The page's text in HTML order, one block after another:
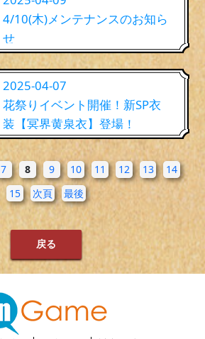
4/10(木)メンテナンスのお知ら
せ
2025-04-07
花祭りイベント開催！新SP衣
装【冥界黄泉衣】登場！
7 8 9 10 11 12 13
14
15
次頁 最後
戻る